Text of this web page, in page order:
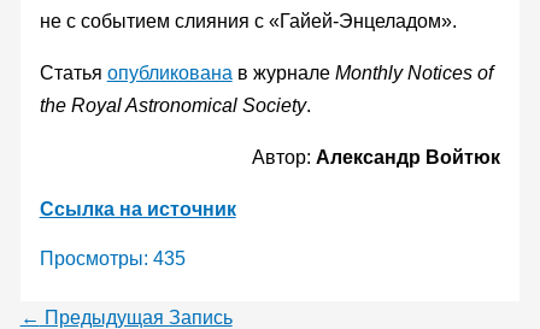
не с событием слияния с «Гайей-Энцеладом».
Статья опубликована в журнале Monthly Notices of
the Royal Astronomical Society.
Автор:Александр Войтюк
Ссылка на источник
Просмотры: 435
← Предыдущая Запись